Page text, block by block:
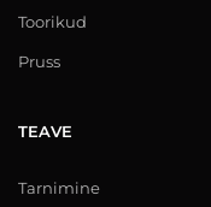
Toorikud
Pruss
TEAVE
Tarnimine